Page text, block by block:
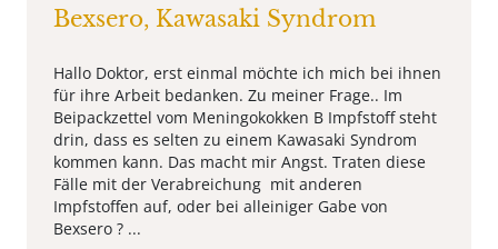
Bexsero, Kawasaki Syndrom
Hallo Doktor, erst einmal möchte ich mich bei ihnen
für ihre Arbeit bedanken. Zu meiner Frage.. Im
Beipackzettel vom Meningokokken B Impfstoff steht
drin, dass es selten zu einem Kawasaki Syndrom
kommen kann. Das macht mir Angst. Traten diese
Fälle mit der Verabreichung mit anderen
Impfstoffen auf, oder bei alleiniger Gabe von
Bexsero ? ...